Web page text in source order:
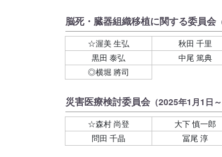
脳死・臓器組織移植に関する委員会
☆渥美 生弘
秋田 千里
黒田 泰弘
中尾 篤典
◎横堀 將司
災害医療検討委員会（2025年1月1日
☆森村 尚登
大下 慎一郎
問田 千晶
冨尾 淳